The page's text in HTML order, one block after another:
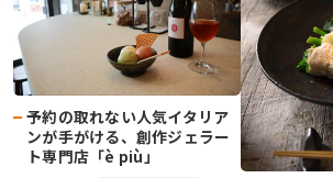
予約の取れない人気イタリア
ンが手がける、創作ジェラー
ト専門店「è più」